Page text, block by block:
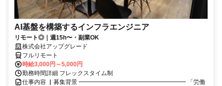
AI基盤を構築するインフラエンジニア
リモート◎｜週15h〜・副業OK
株式会社アップグレード
フルリモート
時給3,000円～5,000円
勤務時間詳細 フレックスタイム制
仕事内容 ▏募集背景 ━━━━━━━━━━━━━━━━━━ 「労働